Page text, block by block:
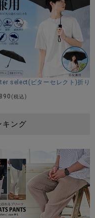
ー対応折りたたみ傘/全6色
select(ビターセレクト)折り
(税込)
キング